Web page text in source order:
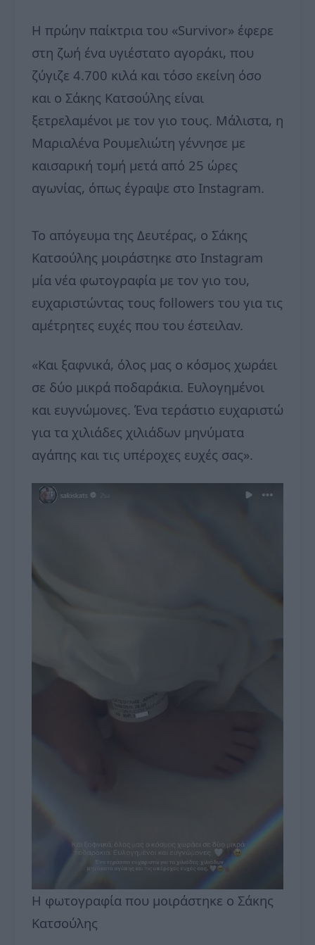
Η πρώην παίκτρια του «Survivor» έφερε
στη ζωή ένα υγιέστατο αγοράκι, που
ζύγιζε 4.700 κιλά και τόσο εκείνη όσο
και ο Σάκης Κατσούλης είναι
ξετρελαμένοι με τον γιο τους. Μάλιστα, η
Μαριαλένα Ρουμελιώτη γέννησε με
καισαρική τομή μετά από 25 ώρες
αγωνίας, όπως έγραψε στο Instagram.
Το απόγευμα της Δευτέρας, ο Σάκης
Κατσούλης μοιράστηκε στο Instagram
μία νέα φωτογραφία με τον γιο του,
ευχαριστώντας τους followers του για τις
αμέτρητες ευχές που του έστειλαν.
«Και ξαφνικά, όλος μας ο κόσμος χωράει
σε δύο μικρά ποδαράκια. Ευλογημένοι
και ευγνώμονες. Ένα τεράστιο ευχαριστώ
για τα χιλιάδες χιλιάδων μηνύματα
αγάπης και τις υπέροχες ευχές σας».
Η φωτογραφία που μοιράστηκε ο Σάκης
Κατσούλης